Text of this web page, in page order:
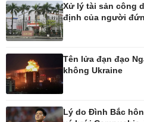
Xe máy
Tư vấn
Công nghệ
Sành điệu
Xử lý tài sản công
định của người
Tên lửa đạn đạo
không Ukraine
Lý do Đình Bắc